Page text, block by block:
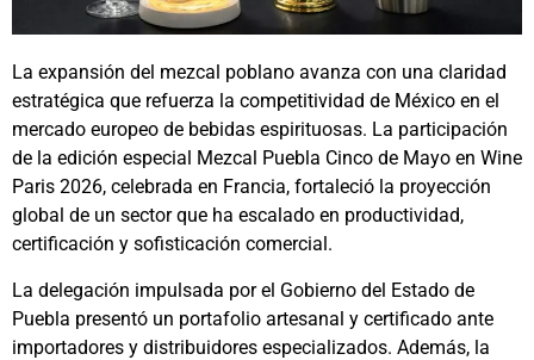
La expansión del mezcal poblano avanza con una claridad
estratégica que refuerza la competitividad de México en el
mercado europeo de bebidas espirituosas. La participación
de la edición especial Mezcal Puebla Cinco de Mayo en Wine
Paris 2026, celebrada en Francia, fortaleció la proyección
global de un sector que ha escalado en productividad,
certificación y sofisticación comercial.
La delegación impulsada por el Gobierno del Estado de
Puebla presentó un portafolio artesanal y certificado ante
importadores y distribuidores especializados. Además, la